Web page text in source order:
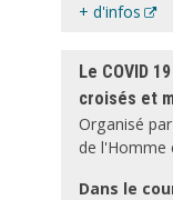
+ d'infos
Le COVID
croisés et
Organisé
de l'Homme
Dans le